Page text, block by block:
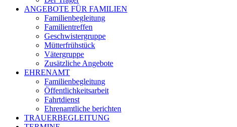
ANGEBOTE FÜR FAMILIEN
Familienbegleitung
Familientreffen
Geschwistergruppe
Mütterfrühstück
Vätergruppe
Zusätzliche Angebote
EHRENAMT
Familienbegleitung
Öffentlichkeitsarbeit
Fahrtdienst
Ehrenamtliche berichten
TRAUERBEGLEITUNG